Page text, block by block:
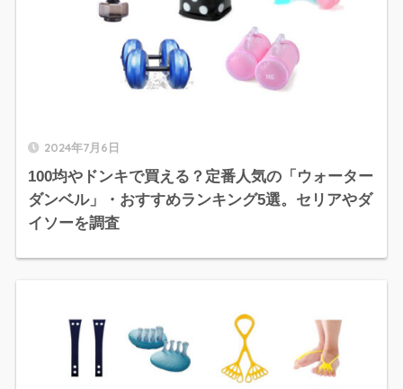
2024年7月6日
100均やドンキで買える？定番人気の「ウォーター
ダンベル」・おすすめランキング5選。セリアやダ
イソーを調査